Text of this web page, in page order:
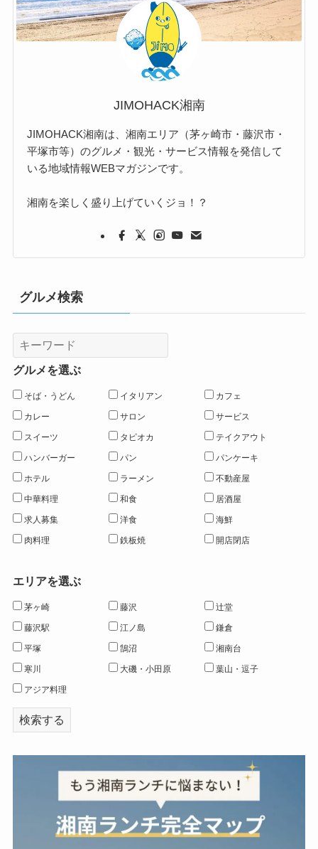
JIMOHACK湘南
JIMOHACK湘南は、湘南エリア（茅ヶ崎市・藤沢市・
平塚市等）のグルメ・観光・サービス情報を発信して
いる地域情報WEBマガジンです。
湘南を楽しく盛り上げていくジョ！？
グルメ検索
グルメを選ぶ
そば・うどん イタリアン カフェ
カレー サロン サービス
スイーツ タピオカ テイクアウト
ハンバーガー パン パンケーキ
ホテル ラーメン 不動産屋
中華料理 和食 居酒屋
求人募集 洋食 海鮮
肉料理 鉄板焼 開店閉店
エリアを選ぶ
茅ヶ崎 藤沢 辻堂
藤沢駅 江ノ島 鎌倉
平塚 鵠沼 湘南台
寒川 大磯・小田原 葉山・逗子
アジア料理